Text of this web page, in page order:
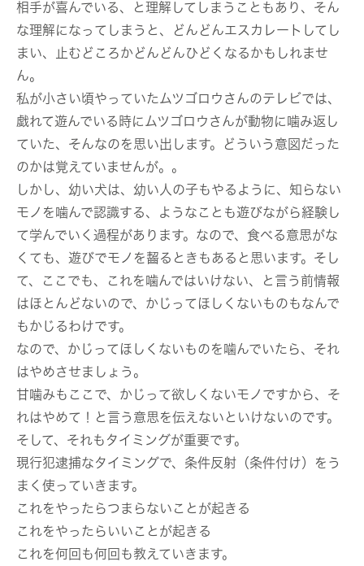
相手が喜んでいる、と理解してしまうこともあり、そん
な理解になってしまうと、どんどんエスカレートしてし
まい、止むどころかどんどんひどくなるかもしれませ
ん。
私が小さい頃やっていたムツゴロウさんのテレビでは、
戯れて遊んでいる時にムツゴロウさんが動物に噛み返し
ていた、そんなのを思い出します。どういう意図だった
のかは覚えていませんが。。
しかし、幼い犬は、幼い人の子もやるように、知らない
モノを噛んで認識する、ようなことも遊びながら経験し
て学んでいく過程があります。なので、食べる意思がな
くても、遊びでモノを齧るときもあると思います。そし
て、ここでも、これを噛んではいけない、と言う前情報
はほとんどないので、かじってほしくないものもなんで
もかじるわけです。
なので、かじってほしくないものを噛んでいたら、それ
はやめさせましょう。
甘噛みもここで、かじって欲しくないモノですから、そ
れはやめて！と言う意思を伝えないといけないのです。
そして、それもタイミングが重要です。
現行犯逮捕なタイミングで、条件反射（条件付け）をう
まく使っていきます。
これをやったらつまらないことが起きる
これをやったらいいことが起きる
これを何回も何回も教えていきます。